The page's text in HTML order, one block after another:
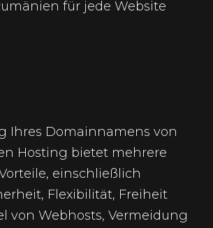
für jede Website
Ihres Domainnamens von
Hosting bietet mehrere
einschließlich
Flexibilität, Freiheit
von Webhosts, Vermeidung